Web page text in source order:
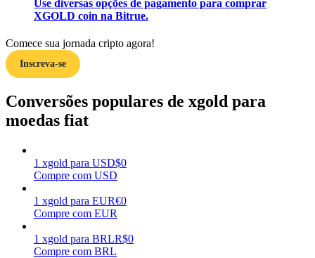
Porquinho poderoso
Ganhe recompensas competitivas diariamente
Use diversas opções de pagamento para comprar
XGOLD coin na Bitrue.
Comece sua jornada cripto agora!
Inscreva-se
Conversões populares de xgold para
moedas fiat
1 xgold para USD$0
Compre com USD
1 xgold para EUR€0
Compre com EUR
1 xgold para BRLR$0
Compre com BRL